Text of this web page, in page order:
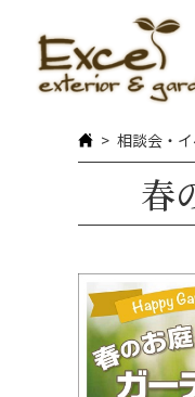
相談会・
春